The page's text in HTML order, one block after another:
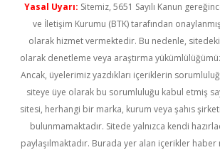
Yasal Uyarı: Sitemiz, 5651 Sayılı Kanun
ve İletişim Kurumu (BTK) tarafından
olarak hizmet vermektedir. Bu nedenle,
olarak denetleme veya araştırma
Ancak, üyelerimiz yazdıkları içeriklerin
siteye üye olarak bu sorumluluğu kabul etmiş
sitesi, herhangi bir marka, kurum veya şahıs
bulunmamaktadır. Sitede yalnızca kendi
paylaşılmaktadır. Burada yer alan içerikler haber